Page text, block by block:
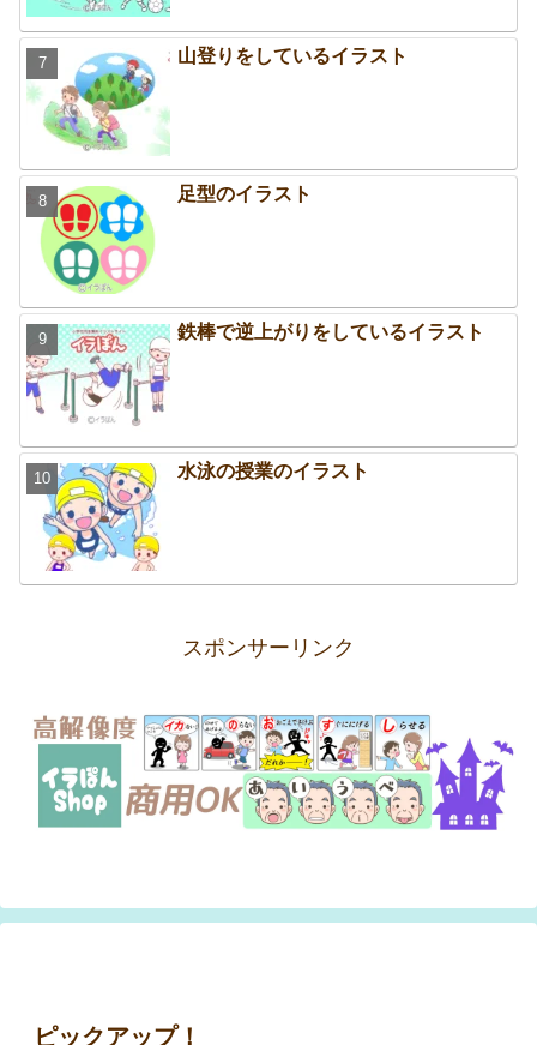
山登りをしているイラスト
足型のイラスト
鉄棒で逆上がりをしているイラスト
水泳の授業のイラスト
スポンサーリンク
ピックアップ！